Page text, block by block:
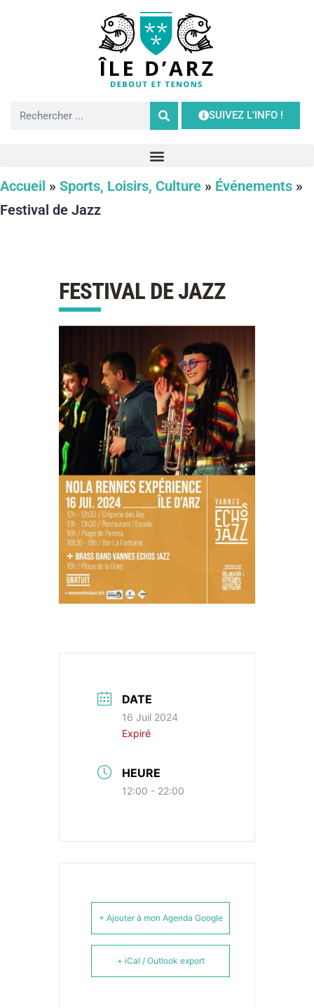
SUIVEZ L'INFO !
Accueil » Sports, Loisirs, Culture » Événements »
Festival de Jazz
FESTIVAL DE JAZZ
DATE
16 Juil 2024
Expiré
HEURE
12:00 - 22:00
+ Ajouter à mon Agenda Google
+ iCal / Outlook export